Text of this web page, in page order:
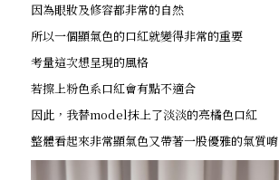
因為眼妝及修容都非常的自然
所以一個顯氣色的口紅就變得非常的重要
考量這次想呈現的風格
若擦上粉色系口紅會有點不適合
因此，我替model抹上了淡淡的亮橘色口紅
整體看起來非常顯氣色又帶著一股優雅的氣質唷